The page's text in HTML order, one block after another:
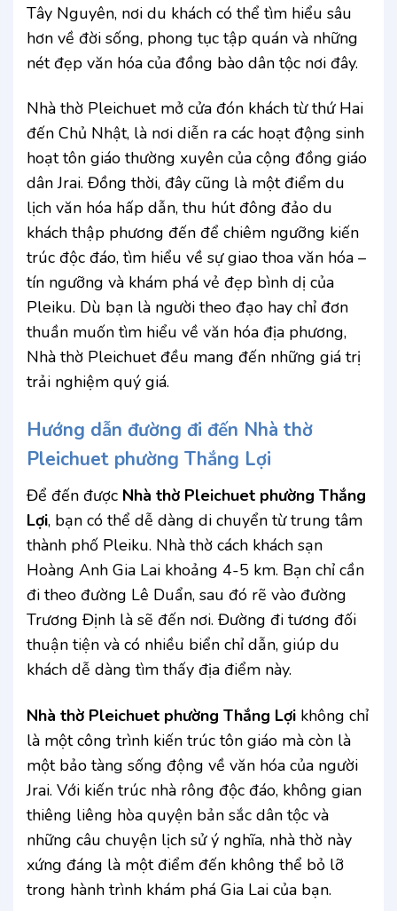
Tây Nguyên, nơi du khách có thể tìm hiểu sâu
hơn về đời sống, phong tục tập quán và những
nét đẹp văn hóa của đồng bào dân tộc nơi đây.
Nhà thờ Pleichuet mở cửa đón khách từ thứ Hai
đến Chủ Nhật, là nơi diễn ra các hoạt động sinh
hoạt tôn giáo thường xuyên của cộng đồng giáo
dân Jrai. Đồng thời, đây cũng là một điểm du
lịch văn hóa hấp dẫn, thu hút đông đảo du
khách thập phương đến để chiêm ngưỡng kiến
trúc độc đáo, tìm hiểu về sự giao thoa văn hóa –
tín ngưỡng và khám phá vẻ đẹp bình dị của
Pleiku. Dù bạn là người theo đạo hay chỉ đơn
thuần muốn tìm hiểu về văn hóa địa phương,
Nhà thờ Pleichuet đều mang đến những giá trị
trải nghiệm quý giá.
Hướng dẫn đường đi đến Nhà thờ
Pleichuet phường Thắng Lợi
Để đến được Nhà thờ Pleichuet phường Thắng
Lợi, bạn có thể dễ dàng di chuyển từ trung tâm
thành phố Pleiku. Nhà thờ cách khách sạn
Hoàng Anh Gia Lai khoảng 4-5 km. Bạn chỉ cần
đi theo đường Lê Duẩn, sau đó rẽ vào đường
Trương Định là sẽ đến nơi. Đường đi tương đối
thuận tiện và có nhiều biển chỉ dẫn, giúp du
khách dễ dàng tìm thấy địa điểm này.
Nhà thờ Pleichuet phường Thắng Lợi không chỉ
là một công trình kiến trúc tôn giáo mà còn là
một bảo tàng sống động về văn hóa của người
Jrai. Với kiến trúc nhà rông độc đáo, không gian
thiêng liêng hòa quyện bản sắc dân tộc và
những câu chuyện lịch sử ý nghĩa, nhà thờ này
xứng đáng là một điểm đến không thể bỏ lỡ
trong hành trình khám phá Gia Lai của bạn.